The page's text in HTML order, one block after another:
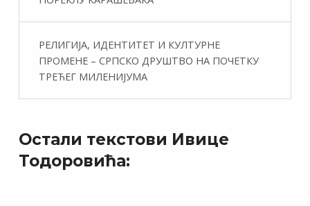
РЕЛИГИЈА, ИДЕНТИТЕТ И КУЛТУРНЕ
ПРОМЕНЕ – СРПСКО ДРУШТВО НА ПОЧЕТКУ
ТРЕЋЕГ МИЛЕНИЈУМА
Остали текстови Ивице
Тодоровића: